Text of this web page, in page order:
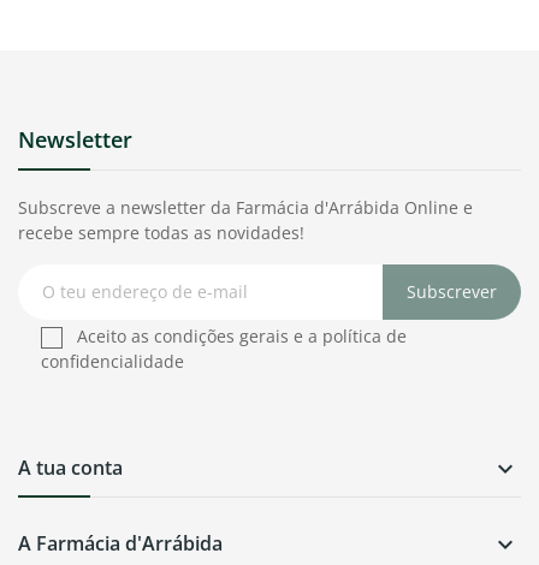
A Farmácia d'Arrábida 
A tua conta 
Newsletter
Subscreve a newsletter da Farmácia d'Arrábida Online e
recebe sempre todas as novidades!
Subscrever
Aceito as condições gerais e a política de
confidencialidade